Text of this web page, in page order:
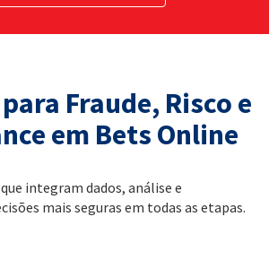
Fraude, Risco e
em Bets Online
integram dados, análise e
mais seguras em todas as etapas.